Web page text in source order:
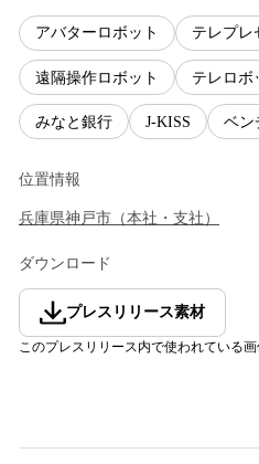
アバターロボット テレプレ
遠隔操作ロボット テレロボ
みなと銀行 J-KISS ベン
位置情報
兵庫県神戸市 （本社・支社 ）
ダウンロード
プレスリリース素材
このプレスリリース内で使われている